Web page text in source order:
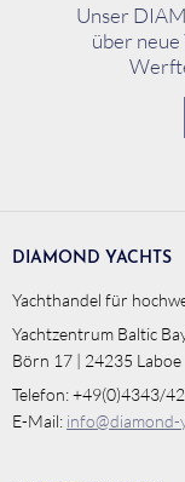
Unser
über neue
DIAMOND YACHTS
Yachthandel für
Yachtzentrum Baltic
Börn 17 | 24235 Laboe
Telefon: +49(0)4343/
E-Mail: info@diamond-